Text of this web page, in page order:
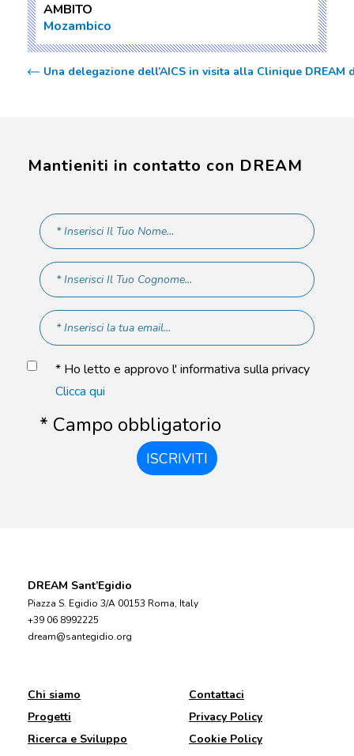
AMBITO
Mozambico
Una delegazione dell’AICS in visita alla Clinique
Mantieniti in contatto con DREAM
* Ho letto e approvo l' informativa sulla privacy
Clicca qui
* Campo obbligatorio
ISCRIVITI
DREAM Sant’Egidio
Piazza S. Egidio 3/A 00153 Roma, Italy
+39 06 8992225
dream@santegidio.org
Chi siamo
Progetti
Ricerca e Sviluppo
Contattaci
Privacy Policy
Cookie Policy